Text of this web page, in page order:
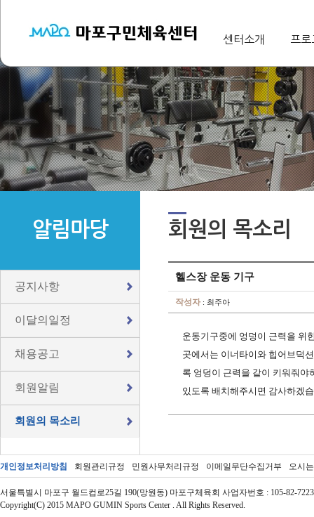
센터소개 프
알림마당
공지사항
이달의일정
채용공고
회원알림
회원의 목소리
회원의 목소리
헬스장 운동 기구
작성자 : 최주아
운동기구중에 엉덩이 근력을 위
곳에서는 이너타이와 힙어브덕
록 엉덩이 근력을 같이 키워줘야
있도록 배치해주시면 감사하겠
개인정보처리방침 회원관리규정 민원사무처리규정 이메일무단수집거부 오시
서울특별시 마포구 월드컵로25길 190(망원동) 마포구체육회 사업자번호 : 105-82-
Copyright(C) 2015 MAPO GUMIN Sports Center . All Rights Reserved.